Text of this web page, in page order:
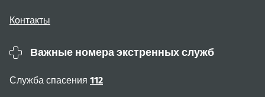
Контакты
Важные номера экстренных служб
Служба спасения 112